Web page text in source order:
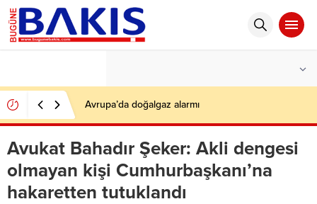
Avrupa’da doğalgaz alarmı
Avukat Bahadır Şeker: Akli dengesi
olmayan kişi Cumhurbaşkanı’na
hakaretten tutuklandı